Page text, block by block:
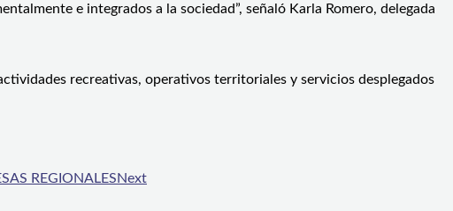
e integrados a la sociedad”, señaló Karla Romero, delegada
recreativas, operativos territoriales y servicios desplegados
REGIONALESNext